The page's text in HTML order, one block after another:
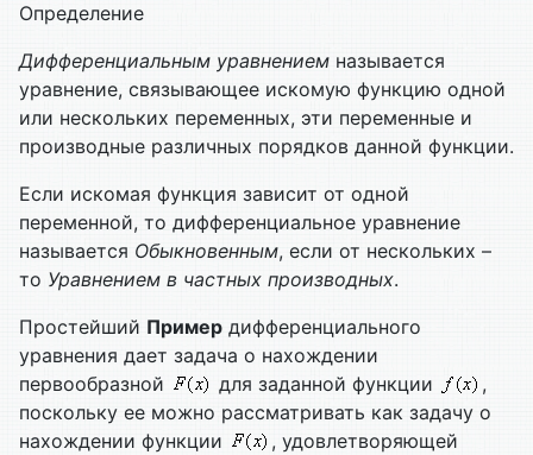
Определение
Дифференциальным уравнением называется
уравнение, связывающее искомую функцию одной
или нескольких переменных, эти переменные и
производные различных порядков данной функции.
Если искомая функция зависит от одной
переменной, то дифференциальное уравнение
называется Обыкновенным, если от нескольких –
то Уравнением в частных производных.
Простейший Пример дифференциального
уравнения дает задача о нахождении
первообразной
для заданной функции
,
поскольку ее можно рассматривать как задачу о
нахождении функции
, удовлетворяющей